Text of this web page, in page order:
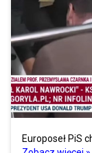
Europoseł PiS